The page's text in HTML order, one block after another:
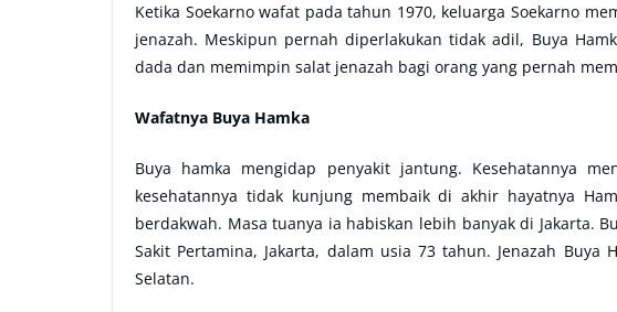
Ketika Soekarno wafat pada tahun 1970, keluarga Soekarno
jenazah. Meskipun pernah diperlakukan tidak adil, Buya
dada dan memimpin salat jenazah bagi orang yang pernah
Wafatnya Buya Hamka
Buya hamka mengidap penyakit jantung. Kesehatannya
kesehatannya tidak kunjung membaik di akhir hayatnya
berdakwah. Masa tuanya ia habiskan lebih banyak di Jakarta.
Sakit Pertamina, Jakarta, dalam usia 73 tahun. Jenazah Buya
Selatan.